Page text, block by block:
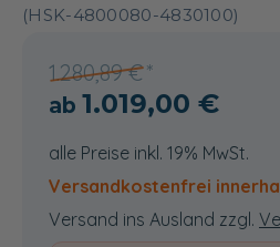
(HSK-4800080-4830100)
1.280,89 €
1.019,00 €
alle Preise inkl. 19% MwSt.
Versandkostenfrei
Versand ins Ausland zzgl.